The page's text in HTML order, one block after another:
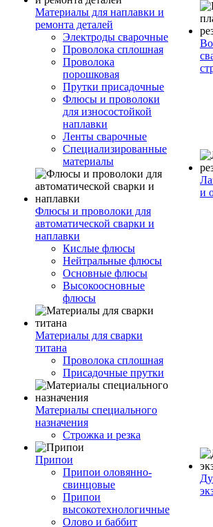
Материалы для наплавки и
ремонта деталей
Электроды сварочные
Проволока сплошная
Проволока
порошковая
Прутки присадочные
Флюсы и проволоки
для износостойкой
наплавки
Ленты сварочные
Специализированные
материалы
Флюсы и проволоки для
автоматической сварки и
наплавки
Кислые флюсы
Нейтральные флюсы
Основные флюсы
Высокоосновные
флюсы
Материалы для сварки
титана
Проволока сплошная
Присадочные прутки
Материалы специального
назначения
Строжка и резка
Припои
Припои оловянно-
свинцовые
Припои
высокотехнологичные
Олово и баббит
и